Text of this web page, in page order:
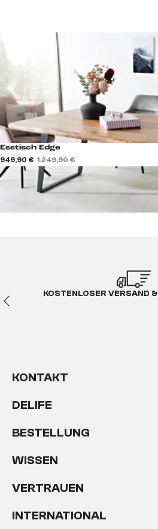
Esstisch Edge
949,90 € 1.249,90 €
KOSTENLOSER VERSAND
KONTAKT
DELIFE
BESTELLUNG
WISSEN
VERTRAUEN
INTERNATIONAL